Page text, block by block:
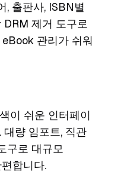
, 출판사, ISBN별
제거 도구로
관리가 쉬워
이 쉬운 인터페이
대량 임포트, 직관
구로 대규모
합니다.